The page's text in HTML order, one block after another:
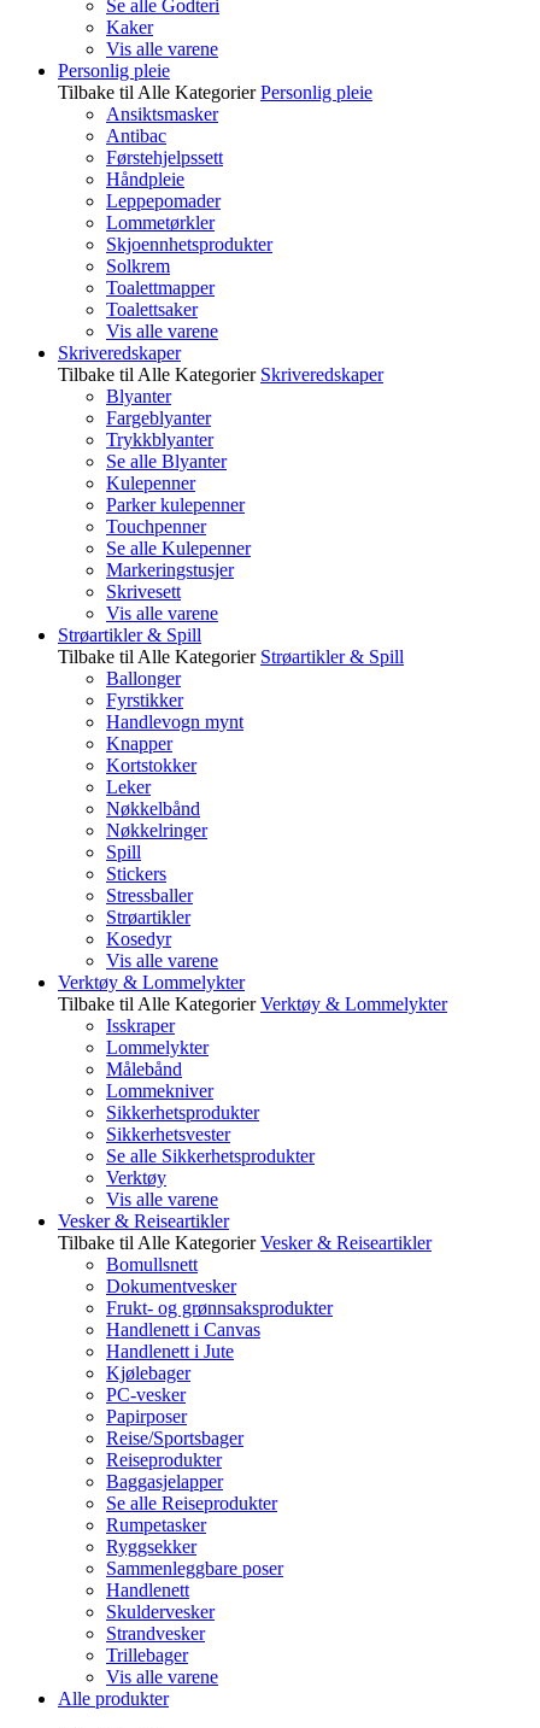
Se alle Godteri
Kaker
Vis alle varene
Personlig pleie
Tilbake til Alle Kategorier Personlig pleie
Ansiktsmasker
Antibac
Førstehjelpssett
Håndpleie
Leppepomader
Lommetørkler
Skjoennhetsprodukter
Solkrem
Toalettmapper
Toalettsaker
Vis alle varene
Skriveredskaper
Tilbake til Alle Kategorier Skriveredskaper
Blyanter
Fargeblyanter
Trykkblyanter
Se alle Blyanter
Kulepenner
Parker kulepenner
Touchpenner
Se alle Kulepenner
Markeringstusjer
Skrivesett
Vis alle varene
Strøartikler & Spill
Tilbake til Alle Kategorier Strøartikler & Spill
Ballonger
Fyrstikker
Handlevogn mynt
Knapper
Kortstokker
Leker
Nøkkelbånd
Nøkkelringer
Spill
Stickers
Stressballer
Strøartikler
Kosedyr
Vis alle varene
Verktøy & Lommelykter
Tilbake til Alle Kategorier Verktøy & Lommelykter
Isskraper
Lommelykter
Målebånd
Lommekniver
Sikkerhetsprodukter
Sikkerhetsvester
Se alle Sikkerhetsprodukter
Verktøy
Vis alle varene
Vesker & Reiseartikler
Tilbake til Alle Kategorier Vesker & Reiseartikler
Bomullsnett
Dokumentvesker
Frukt- og grønnsaksprodukter
Handlenett i Canvas
Handlenett i Jute
Kjølebager
PC-vesker
Papirposer
Reise/Sportsbager
Reiseprodukter
Baggasjelapper
Se alle Reiseprodukter
Rumpetasker
Ryggsekker
Sammenleggbare poser
Handlenett
Skuldervesker
Strandvesker
Trillebager
Vis alle varene
Alle produkter